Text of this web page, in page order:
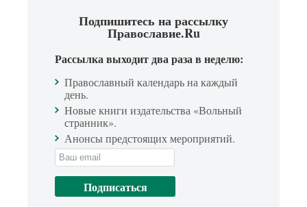
Подпишитесь на рассылку
Православие.Ru
Рассылка выходит два раза в неделю:
Православный календарь на каждый
день.
Новые книги издательства «Вольный
странник».
Анонсы предстоящих мероприятий.